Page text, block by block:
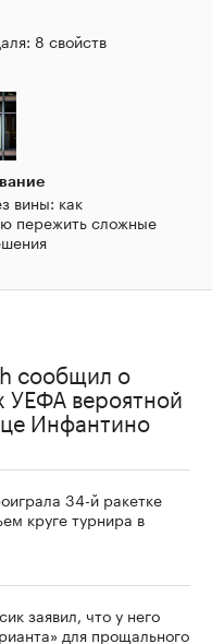
8 свойств
вины: как
пережить сложные
сообщил о
УЕФА вероятной
Инфантино
34-й ракетке
круге турнира в
заявил, что у него
для прощального